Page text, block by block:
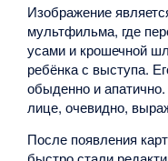
Изображение
мультфильма, где
усами и крошечной
ребёнка с выступа.
обыденно и
лице, очевидно,
После появления